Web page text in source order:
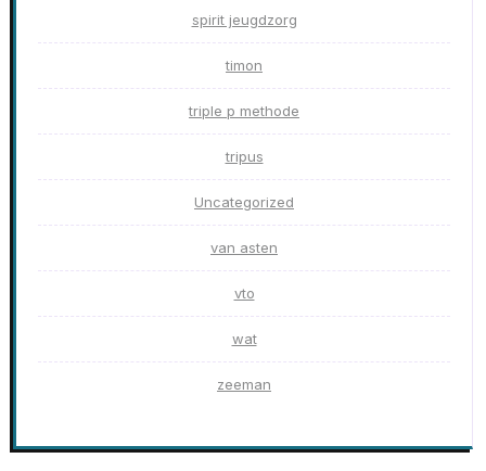
spirit jeugdzorg
timon
triple p methode
tripus
Uncategorized
van asten
vto
wat
zeeman